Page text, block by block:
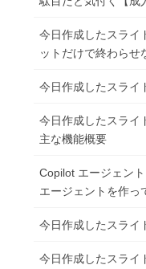
今日作成したスライ
ットだけで終わらせ
今日作成したスライ
今日作成したスライ
主な機能概要
Copilot エージェン
エージェントを作っ
今日作成したスライ
今日作成したスライ